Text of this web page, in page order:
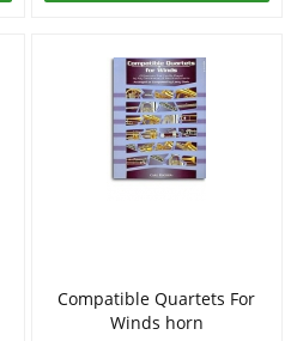
Compatible Quartets For
Winds horn